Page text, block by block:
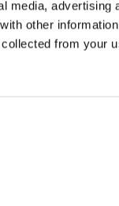
media, advertising
other
from your